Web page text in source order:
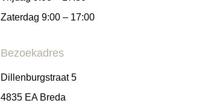
Zaterdag 9:00 – 17:00
Bezoekadres
Dillenburgstraat 5
4835 EA Breda